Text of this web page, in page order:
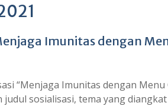
Imunitas dengan
“Menjaga Imunitas dengan Menu
judul sosialisasi, tema yang